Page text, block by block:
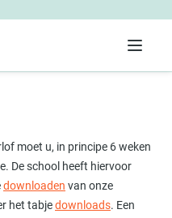
Menu
moet u, in principe 6 weken
De school heeft hiervoor
downloaden van onze
het tabjedownloads. Een